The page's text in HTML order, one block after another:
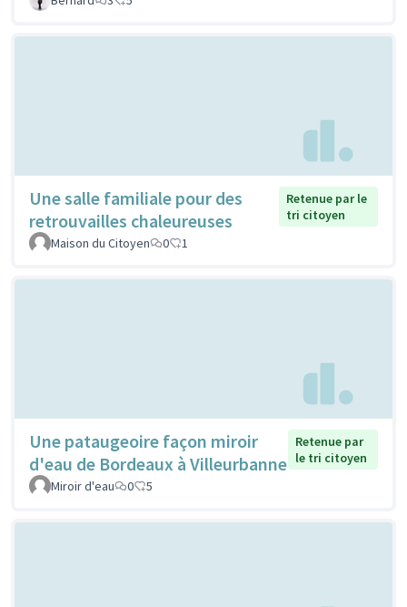
Une salle familiale pour des
retrouvailles chaleureuses
Retenue par le
tri citoyen
Maison du Citoyen
0 1
Une pataugeoire façon miroir
d'eau de Bordeaux à Villeurbanne
Retenue par
le tri citoyen
Miroir d'eau
0 5